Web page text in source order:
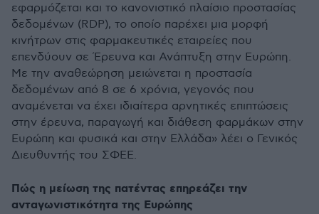
εφαρμόζεται και το κανονιστικό πλαίσιο προστασίας
δεδομένων (RDP), το οποίο παρέχει μια μορφή
κινήτρων στις φαρμακευτικές εταιρείες που
επενδύουν σε Έρευνα και Ανάπτυξη στην Ευρώπη.
Με την αναθεώρηση μειώνεται η προστασία
δεδομένων από 8 σε 6 χρόνια, γεγονός που
αναμένεται να έχει ιδιαίτερα αρνητικές επιπτώσεις
στην έρευνα, παραγωγή και διάθεση φαρμάκων στην
Ευρώπη και φυσικά και στην Ελλάδα» λέει ο Γενικός
Διευθυντής του ΣΦΕΕ.
Πώς η μείωση της πατέντας επηρεάζει την
ανταγωνιστικότητα της Ευρώπης